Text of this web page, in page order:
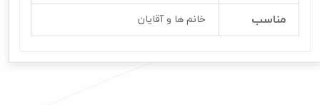
مناسب خانم ها و آقایان